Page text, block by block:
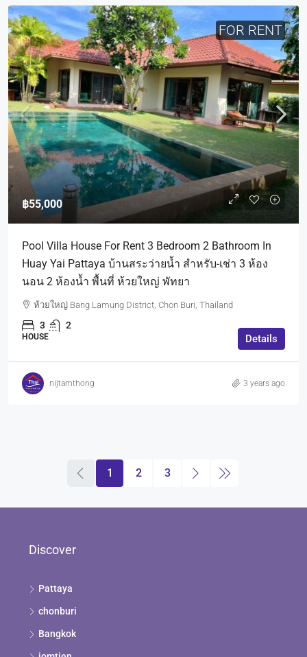
FOR RENT
฿55,000
Pool Villa House For Rent 3 Bedroom 2 Bathroom In
Huay Yai Pattaya บ้านสระว่ายน้ำ สำหรับ-เช่า 3 ห้อง
นอน 2 ห้องน้ำ พื้นที่ ห้วยใหญ่ พัทยา
ห้วยใหญ่ Bang Lamung District, Chon Buri, Thailand
3 2
HOUSE Details
nijtamthong 3 years ago
1 2 3
Discover
Pattaya
chonburi
Bangkok